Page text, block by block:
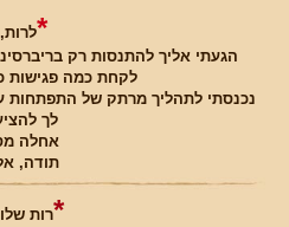
*לרות,
הגעתי אליך להתנסות רק
לקחת כמה פגישות
נכנסתי לתהליך מרתק של התפתחות
לך
אחלה
תודה,
*רות